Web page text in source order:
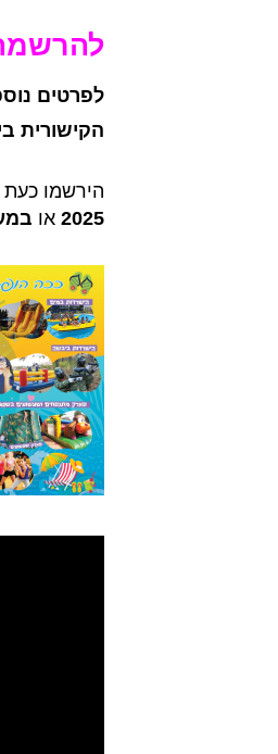
הקישורית
הירשמו
2025 או